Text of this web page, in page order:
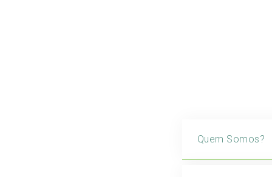
Quem Somos?